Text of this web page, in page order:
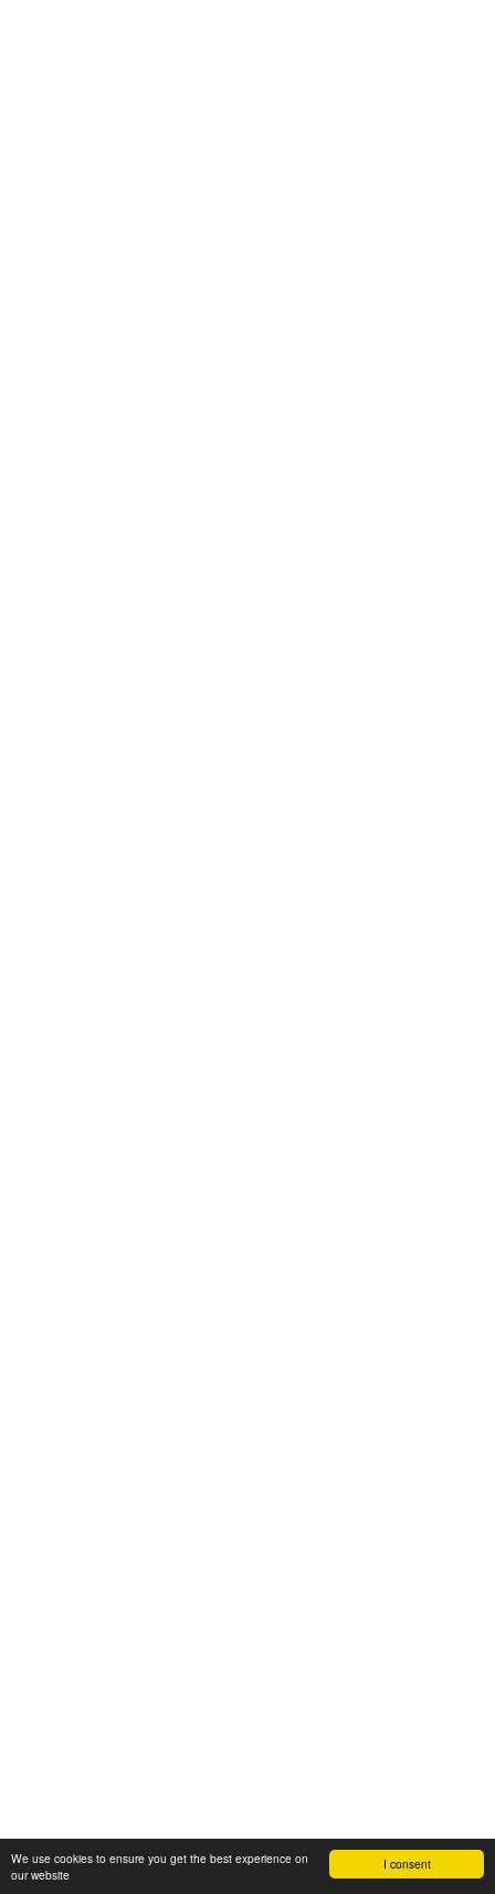
I consent
We use cookies to ensure you get the best experience on
our website